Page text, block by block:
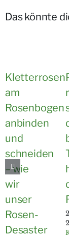
Das könnte
Kletterrosen
am
Rosenbogen
anbinden
und
schneiden
– wie
wir
unser
Rosen-
Desaster